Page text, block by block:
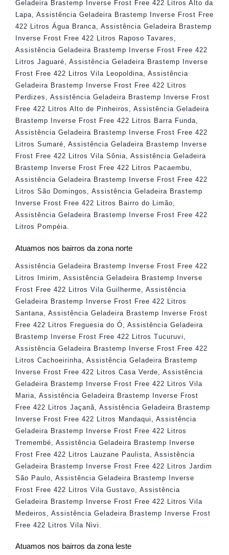
Geladeira Brastemp Inverse Frost Free 422 Litros Alto da
Lapa, Assistência Geladeira Brastemp Inverse Frost Free
422 Litros Água Branca, Assistência Geladeira Brastemp
Inverse Frost Free 422 Litros Raposo Tavares ,
Assistência Geladeira Brastemp Inverse Frost Free 422
Litros Jaguaré, Assistência Geladeira Brastemp Inverse
Frost Free 422 Litros Vila Leopoldina, Assistência
Geladeira Brastemp Inverse Frost Free 422 Litros
Perdizes , Assistência Geladeira Brastemp Inverse Frost
Free 422 Litros Alto de Pinheiros , Assistência Geladeira
Brastemp Inverse Frost Free 422 Litros Barra Funda,
Assistência Geladeira Brastemp Inverse Frost Free 422
Litros Sumaré, Assistência Geladeira Brastemp Inverse
Frost Free 422 Litros Vila Sônia, Assistência Geladeira
Brastemp Inverse Frost Free 422 Litros Pacaembu,
Assistência Geladeira Brastemp Inverse Frost Free 422
Litros São Domingos , Assistência Geladeira Brastemp
Inverse Frost Free 422 Litros Bairro do Limão,
Assistência Geladeira Brastemp Inverse Frost Free 422
Litros Pompéia.
Atuamos nos bairros da zona norte
Assistência Geladeira Brastemp Inverse Frost Free 422
Litros Imirim
Assistência Geladeira Brastemp Inverse
Frost Free 422 Litros Vila Guilherme
Assistência
Geladeira Brastemp Inverse Frost Free 422 Litros
Santana
Assistência Geladeira Brastemp Inverse Frost
Free 422 Litros Freguesia do Ó
Assistência Geladeira
Brastemp Inverse Frost Free 422 Litros Tucuruvi
Assistência Geladeira Brastemp Inverse Frost Free 422
Litros Cachoeirinha
Assistência Geladeira Brastemp
Inverse Frost Free 422 Litros Casa Verde
Assistência
Geladeira Brastemp Inverse Frost Free 422 Litros Vila
Maria
Assistência Geladeira Brastemp Inverse Frost
Free 422 Litros Jaçanã
Assistência Geladeira Brastemp
Inverse Frost Free 422 Litros Mandaqui
Assistência
Geladeira Brastemp Inverse Frost Free 422 Litros
Tremembé
Assistência Geladeira Brastemp Inverse
Frost Free 422 Litros Lauzane Paulista
Assistência
Geladeira Brastemp Inverse Frost Free 422 Litros Jardim
São Paulo
Assistência Geladeira Brastemp Inverse
Frost Free 422 Litros Vila Gustavo
Assistência
Geladeira Brastemp Inverse Frost Free 422 Litros Vila
Medeiros
Assistência Geladeira Brastemp Inverse Frost
Free 422 Litros Vila Nivi
Atuamos nos bairros da zona leste